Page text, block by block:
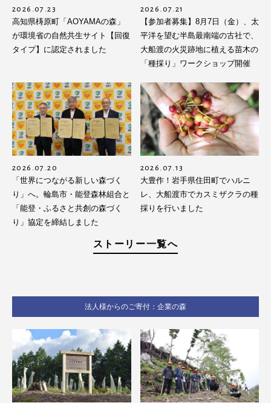
2026.07.23
高知県梼原町「AOYAMAの森」
が環境省の自然共生サイト【回復
タイプ】に認定されました
2026.07.21
【参加者募集】8月7日（金）、太
平洋を望む半島最南端の古社で、
大船渡の火災跡地に植える苗木の
「種採り」ワークショップ開催
2026.07.20
「世界につながる新しい森づく
り」へ。輪島市・能登森林組合と
「能登・ふるさと共創の森づく
り」協定を締結しました
2026.07.13
大豊作！岩手県住田町でハルニ
レ、大船渡市でカスミザクラの種
採りを行いました
ストーリー一覧へ
法人様からのご寄付：企業の森